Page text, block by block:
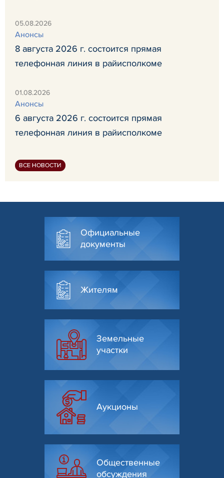
05.08.2026
Анонсы
8 августа 2026 г. состоится прямая
телефонная линия в райисполкоме
01.08.2026
Анонсы
6 августа 2026 г. состоится прямая
телефонная линия в райисполкоме
ВСЕ НОВОСТИ
Официальные
документы
Жителям
Земельные
участки
Аукционы
Общественные
обсуждения